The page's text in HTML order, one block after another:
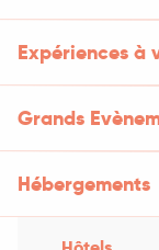
Expériences à
Grands
Hébergements